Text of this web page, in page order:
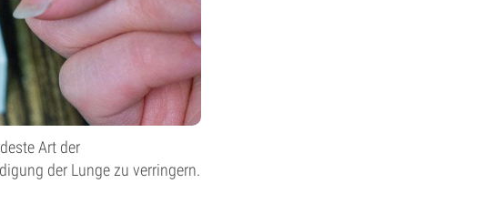
Art der
der Lunge zu verringern.